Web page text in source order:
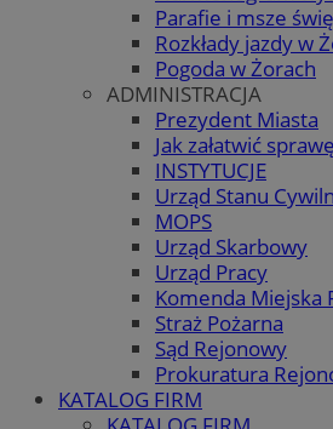
Parafie i msze
Rozkłady jazdy w
Pogoda w Żorach
ADMINISTRACJA
Prezydent Miasta
Jak załatwić
INSTYTUCJE
Urząd Stanu
MOPS
Urząd Skarbowy
Urząd Pracy
Komenda Miejska
Straż Pożarna
Sąd Rejonowy
Prokuratura
KATALOG FIRM